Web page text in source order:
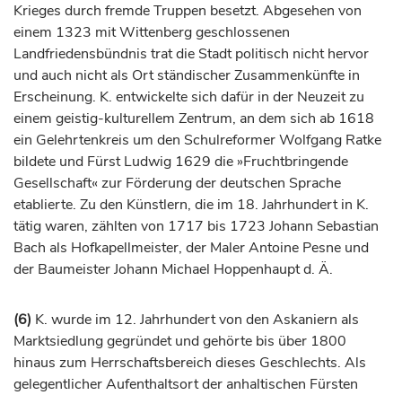
Krieges durch fremde Truppen besetzt. Abgesehen von
einem 1323 mitWittenberggeschlossenen
Landfriedensbündnis trat die Stadt politisch nicht hervor
und auch nicht als Ort ständischer Zusammenkünfte in
Erscheinung. K. entwickelte sich dafür in der Neuzeit zu
einem geistig-kulturellem Zentrum, an dem sich ab 1618
ein Gelehrtenkreis um den Schulreformer Wolfgang Ratke
bildete und FürstLudwig 1629 die »Fruchtbringende
Gesellschaft« zur Förderung der deutschen Sprache
etablierte. Zu den Künstlern, die im 18. Jahrhundertin K.
tätig waren, zählten von 1717 bis 1723 Johann Sebastian
Bach als Hofkapellmeister, der Maler Antoine Pesne und
der Baumeister Johann Michael Hoppenhaupt d. Ä.
(6) K. wurde im 12. Jahrhundertvon den Askaniern als
Marktsiedlung gegründet und gehörte bis über 1800
hinaus zum Herrschaftsbereich dieses Geschlechts. Als
gelegentlicher Aufenthaltsort der anhaltischen Fürsten